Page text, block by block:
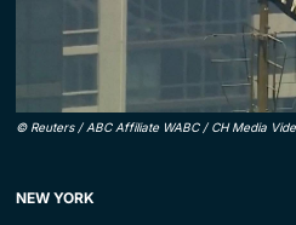
© Reuters / ABC Affiliate WABC / CH Media
NEW YORK